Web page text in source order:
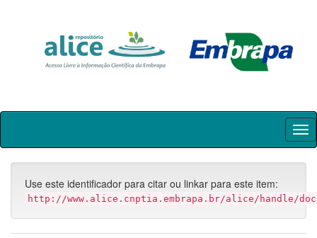
Skip
Use este identificador para citar ou linkar para este item:
http://www.alice.cnptia.embrapa.br/alice/handle/doc/